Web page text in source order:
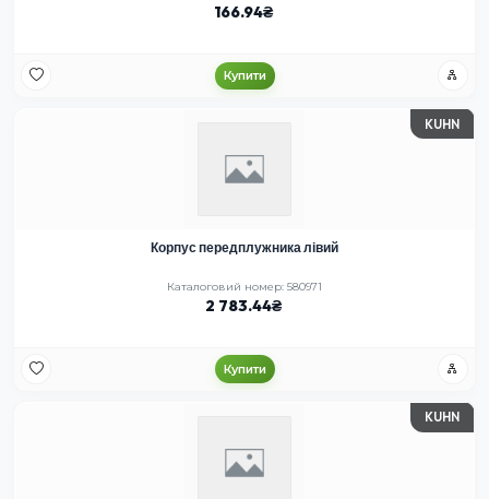
166.94
Купити
KUHN
Корпус передплужника лівий
Каталоговий номер: 580971
2 783.44
Купити
KUHN